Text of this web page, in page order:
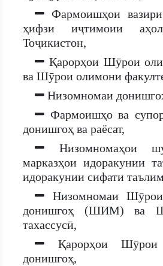
Фармоишҳои
ҳифзи иҷтимоии
Тоҷикистон,
Қарорҳои Шӯрои
ва Шӯрои олимони
Низомномаи
Фармоишҳо ва
донишгоҳ ва раёсат,
Низомномаҳои
марказҳои идоракунии
идоракунии сифати
Низомномаи
донишгоҳ (ШИМ) ва
тахассусӣ,
Қарорҳои Шӯрои
донишгоҳ,